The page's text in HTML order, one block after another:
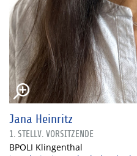
Jana Heinritz
1. STELLV. VORSITZENDE
BPOLI Klingenthal